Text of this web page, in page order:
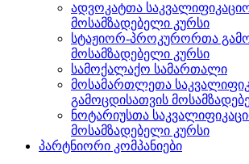
ადვოკატთა
მოსამზადებელი კურსი
სტაჟიორ-პროკურორთა
მოსამზადებელი კურსი
სამოქალაქო სამართალი
მოსამართლეთა
გამოცდისათვის
ნოტარიუსთა
მოსამზადებელი კურსი
პარტნიორი კომპანიები